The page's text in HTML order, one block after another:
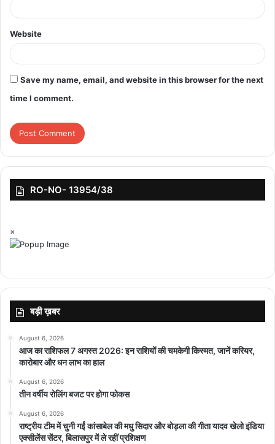
Website
Save my name, email, and website in this browser for the next
time I comment.
RO-NO- 13954/38
×
बड़ी ख़बर
August 6, 2026
आज का राशिफल 7 अगस्त 2026: इन राशियों की चमकेगी किस्मत, जानें करियर,
कारोबार और धन लाभ का हाल
August 6, 2026
तीन वर्षीय रोलिंग बजट पर होगा फोकस
August 6, 2026
राष्ट्रीय टीम में चुनी गईं कांसाबेल की मधु सिदार और बोड़ला की गीता यादव खेलो इंडिया
एक्सीलेंस सेंटर, बिलासपुर में ले रहीं प्रशिक्षण